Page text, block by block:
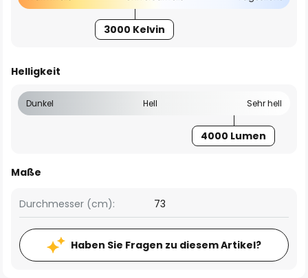
3000 Kelvin
Helligkeit
Dunkel Hell Sehr hell
4000 Lumen
Maße
Durchmesser (cm): 73
Haben Sie Fragen zu diesem Artikel?